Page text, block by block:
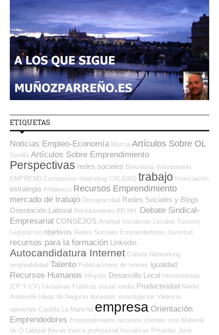
ETIQUETAS
Noticias Empleo-Economía Murcia Artículos Sobre OL
Sevilla Artículos Sobre Emprendimiento
Perspectivas redes sociales Barcelona Voluntariado
EMPREND Coronavirus marketing CALIDAD trabajo financiación
estrategia Andalucía Recursos Emprendimiento
mercado de trabajo Discapacidad Redes Sociales y Blogs
Orientación Laboral Reclutamiento RR.HH.
Debate Sindical-
Empresarial CONSEJOS Android Iniciativas Locales Turismo
Legislación objetivos Redes Sociales Emprendedores Juventud
recursos para la formación Linkedin
Autocandidatura Internet Cultura Networking
empleabilidad Talento Publicaciones de Interés Igualdad
Recursos Humanos Infojobs Desarrollo Local Herramientas
(CP Y CV) Iniciativas Públicas social media Productividad Medio
Ambiente Ideas de Negocio docentes investigación Valencia
opiniones Castilla La Mancha empresa Orientación
Emprendedores Emprendimiento recursos clientes ocio Material
de O.Laboral Becas marca profesional Iniciativas Privadas José